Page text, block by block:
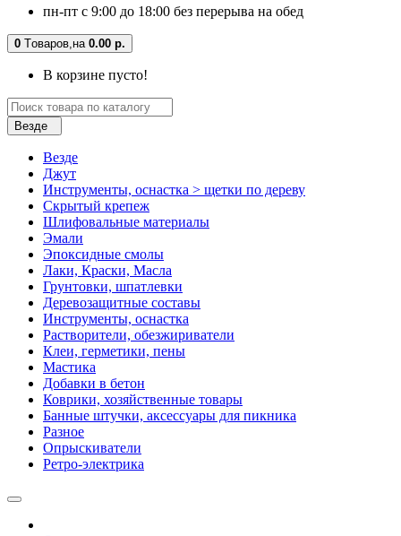
пн-пт с 9:00 до 18:00 без перерыва на обед
0 Tоваров, на 0.00 р.
В корзине пусто!
Везде
Везде
Джут
Инструменты, оснастка > щетки по дереву
Скрытый крепеж
Шлифовальные материалы
Эмали
Эпоксидные смолы
Лаки, Краски, Масла
Грунтовки, шпатлевки
Деревозащитные составы
Инструменты, оснастка
Растворители, обезжириватели
Клеи, герметики, пены
Мастика
Добавки в бетон
Коврики, хозяйственные товары
Банные штучки, аксессуары для пикника
Разное
Опрыскиватели
Ретро-электрика